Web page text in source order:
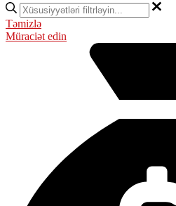
Təmizlə
Müraciət edin